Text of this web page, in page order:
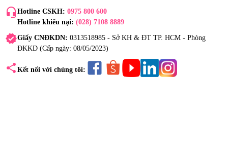
headset_mic Hotline CSKH: 0975 800 600
Hotline khiếu nại: (028) 7108 8889
verifiedGiấy CNĐKDN: 0313518985 - Sở KH & ĐT TP. HCM - Phòng
ĐKKD (Cấp ngày: 08/05/2023)
share Kết nối với chúng tôi: